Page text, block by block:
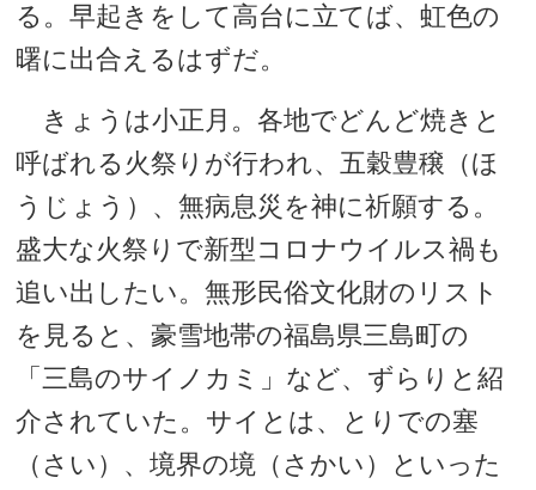
る。早起きをして高台に立てば、虹色の
曙に出合えるはずだ。
きょうは小正月。各地でどんど焼きと
呼ばれる火祭りが行われ、五穀豊穣（ほ
うじょう）、無病息災を神に祈願する。
盛大な火祭りで新型コロナウイルス禍も
追い出したい。無形民俗文化財のリスト
を見ると、豪雪地帯の福島県三島町の
「三島のサイノカミ」など、ずらりと紹
介されていた。サイとは、とりでの塞
（さい）、境界の境（さかい）といった